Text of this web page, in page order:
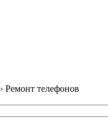
› Ремонт телефонов